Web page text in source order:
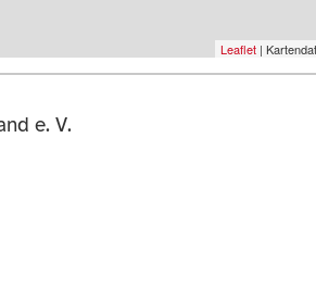
Leaflet |
e. V.